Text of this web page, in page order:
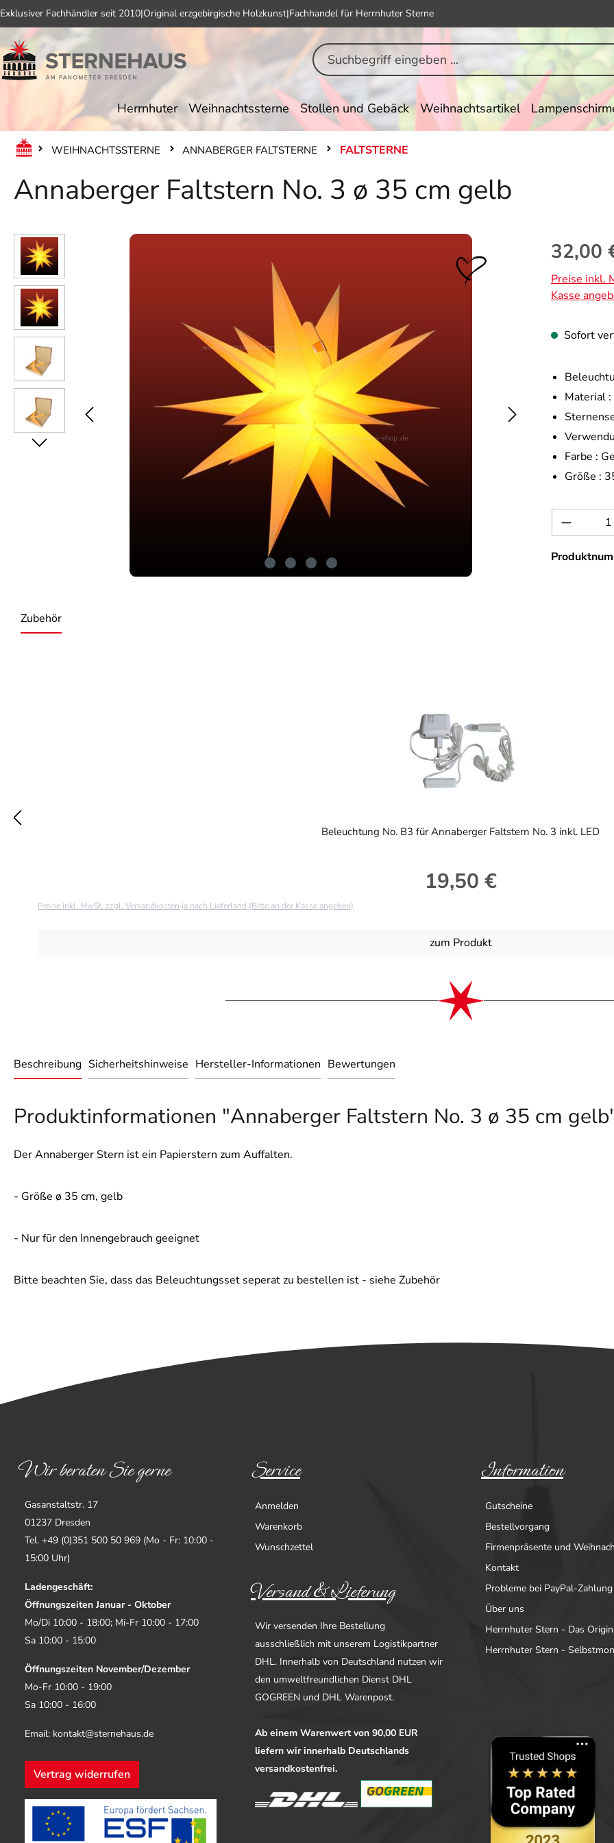
Hauptinhalt springen
Zur Suche springen
Zur Hauptnavigation springen
Exklusiver Fachhändler seit 2010|Original erzgebirgische Holzkunst|Fachhandel für Herrnhuter Sterne
Herrnhuter Weihnachtssterne Stollen und Gebäck Weihnachtsartikel
WEIHNACHTSSTERNE ANNABERGER FALTSTERNE FALTSTERNE
Annaberger Faltstern No. 3 ø 35 cm gelb
Bildergalerie überspringen Regulärer
32,00
Preise inkl.
Kasse
Sofort
Material :
Farbe :
Größe :
Zubehör
Beleuchtung No. B3 für Annaberger Faltstern No. 3 inkl. LED
Regulärer Preis:
19,50 €
Preise inkl. MwSt. zzgl. Versandkosten ja nach Lieferland (Bitte an der Kasse angeben)
zum Produkt
Beschreibung Sicherheitshinweise Hersteller-Informationen Bewertungen
Produktinformationen "Annaberger Faltstern No. 3 ø 35 cm
Der Annaberger Stern ist ein Papierstern zum Auffalten.
- Größe ø 35 cm, gelb
- Nur für den Innengebrauch geeignet
Bitte beachten Sie, dass das Beleuchtungsset seperat zu bestellen ist - siehe Zubehör
Wir beraten Sie gerne
Gasanstaltstr. 17
01237 Dresden
Tel. +49 (0)351 500 50 969 (Mo - Fr: 10:00 -
15:00 Uhr)
Ladengeschäft:
Öffnungszeiten Januar - Oktober
Mo/Di 10:00 - 18:00; Mi-Fr 10:00 - 17:00
Sa 10:00 - 15:00
Öffnungszeiten November/Dezember
Mo-Fr 10:00 - 19:00
Sa 10:00 - 16:00
Email: kontakt@sternehaus.de
Vertrag widerrufen
Service
Anmelden
Warenkorb
Wunschzettel
Information
Gutscheine
Bestellvorgang
Firmenpräsente und
Kontakt
Probleme bei PayPal-
Über uns
Herrnhuter Stern - Das
Herrnhuter Stern -
Versand & Lieferung
Wir versenden Ihre Bestellung
ausschließlich mit unserem Logistikpartner
DHL. Innerhalb von Deutschland nutzen wir
den umweltfreundlichen Dienst DHL
GOGREEN und DHL Warenpost.
Ab einem Warenwert von 90,00 EUR
liefern wir innerhalb Deutschlands
versandkostenfrei.